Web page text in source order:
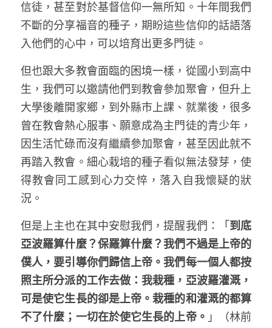
信徒，甚至對於基督信仰一無所知。十年間我們
不斷的分享福音的種子，期盼這些信仰的話語落
入他們的心中，可以培育出更多門徒。
但也跟大多教會面臨的困境一樣，從國小到高中
生，我們可以邀請他們到教會參加聚會，但升上
大學後離開家鄉，到外縣市上課、就業後，很多
曾在教會熱心服事、願意成為主門徒的青少年，
因生活忙碌而沒有繼續參加聚會，甚至因此就不
再踏入教會。細心栽培的種子看似無法發芽，使
得教會同工感到心力交悴，落入自我懷疑的狀
況。
但是上主也在其中安慰我們，提醒我們：「 到底
亞波羅算什麼？保羅算什麼？我們不過是上帝的
僕人，要引導你們歸信上帝。我們每一個人都按
照主所分派的工作去做：我栽種，亞波羅灌溉，
可是使它生長的卻是上帝。栽種的和灌溉的都算
不了什麼；一切在於使它生長的上帝。 」（林前